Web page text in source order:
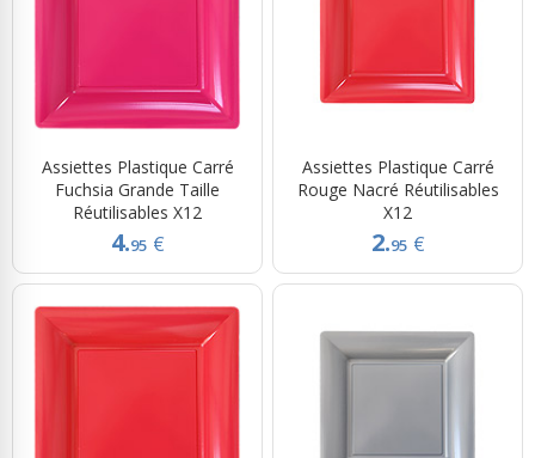
Assiettes Plastique Carré
Fuchsia Grande Taille
Réutilisables X12
4.95 €
Assiettes Plastique Carré
Rouge Nacré Réutilisables
X12
2.95 €